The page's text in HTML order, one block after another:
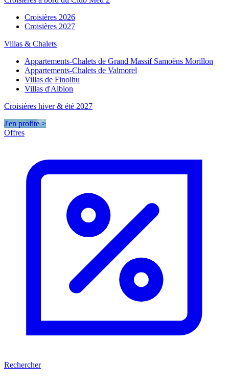
Croisières 2026
Croisières 2027
Villas & Chalets
Appartements-Chalets de Grand Massif Samoëns Morillon
Appartements-Chalets de Valmorel
Villas de Finolhu
Villas d'Albion
Croisières hiver & été 2027
J'en profite >
Offres
Rechercher